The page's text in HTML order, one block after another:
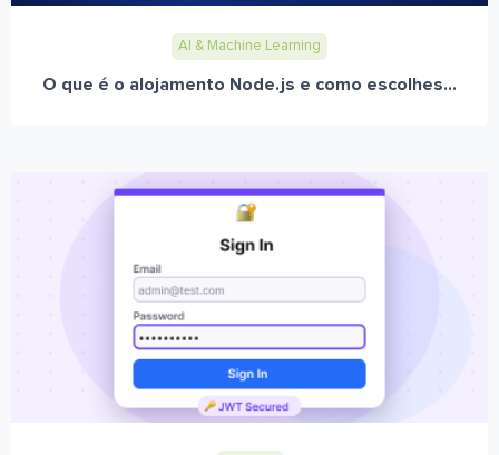
AI & Machine Learning
O que é o alojamento Node.js e como escolhes...